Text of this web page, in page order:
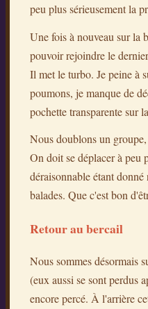
peu plus sérieusement la
Une fois à nouveau sur la
pouvoir rejoindre le
Il met le turbo. Je peine à
poumons, je manque de
pochette transparente sur
Nous doublons un
On doit se déplacer à peu
déraisonnable étant
balades. Que c'est bon
Retour au bercail
Nous sommes désormais
(eux aussi se sont perdus
encore percé. À l'arrière